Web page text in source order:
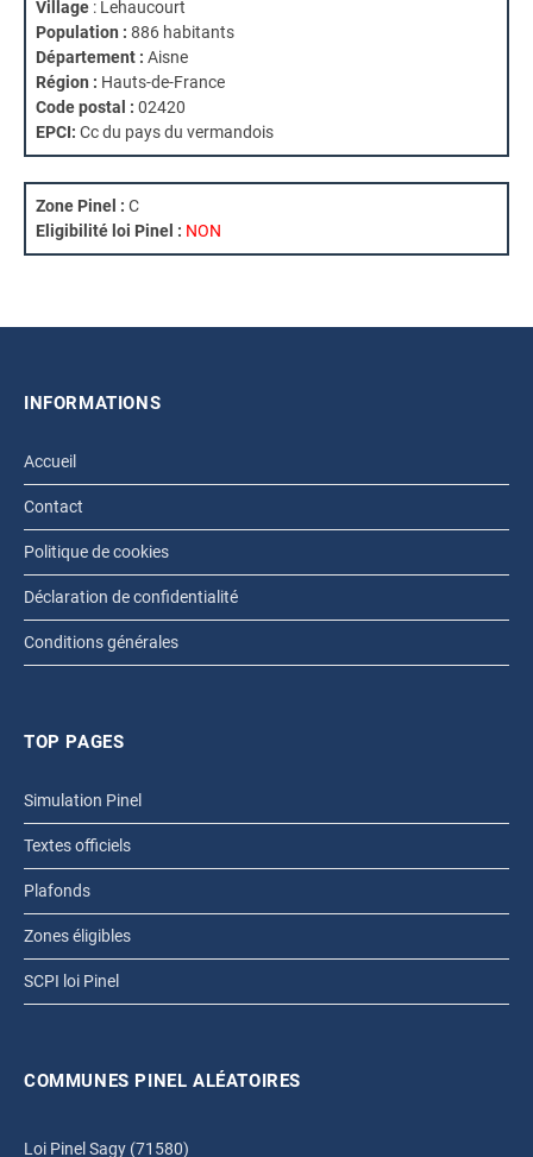
Village : Lehaucourt
Population : 886 habitants
Département : Aisne
Région : Hauts-de-France
Code postal : 02420
EPCI: Cc du pays du vermandois
Zone Pinel : C
Eligibilité loi Pinel : NON
INFORMATIONS
Accueil
Contact
Politique de cookies
Déclaration de confidentialité
Conditions générales
TOP PAGES
Simulation Pinel
Textes officiels
Plafonds
Zones éligibles
SCPI loi Pinel
COMMUNES PINEL ALÉATOIRES
Loi Pinel Sagy (71580)